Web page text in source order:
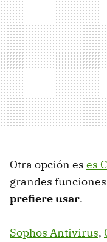
Otra opción es es
grandes
prefiere usar.
Sophos Antivirus,